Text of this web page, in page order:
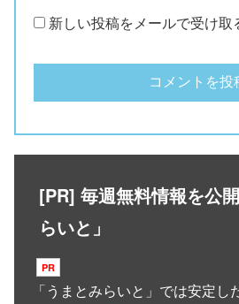
新しい投稿をメールで受け取
[PR] 毎週無料情報を公
らいと」
「うまとみらいと 」では安定し